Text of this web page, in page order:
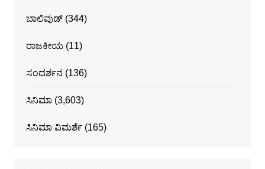
ಬಾಲಿವುಡ್(344)
ರಾಜಕೀಯ(11)
ಸಂದರ್ಶನ (136)
ಸಿನಿಮಾ(3,603)
ಸಿನಿಮಾ ವಿಮರ್ಶೆ(165)